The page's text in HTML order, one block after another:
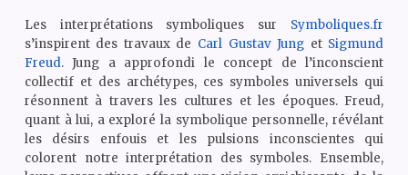
Les interprétations symboliques sur Symboliques.fr
s’inspirent des travaux de Carl Gustav Jung et Sigmund
Freud. Jung a approfondi le concept de l’inconscient
collectif et des archétypes, ces symboles universels qui
résonnent à travers les cultures et les époques. Freud,
quant à lui, a exploré la symbolique personnelle, révélant
les désirs enfouis et les pulsions inconscientes qui
colorent notre interprétation des symboles. Ensemble,